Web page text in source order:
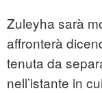
Zuleyha sarà
affronterà
tenuta da
nell’istante in